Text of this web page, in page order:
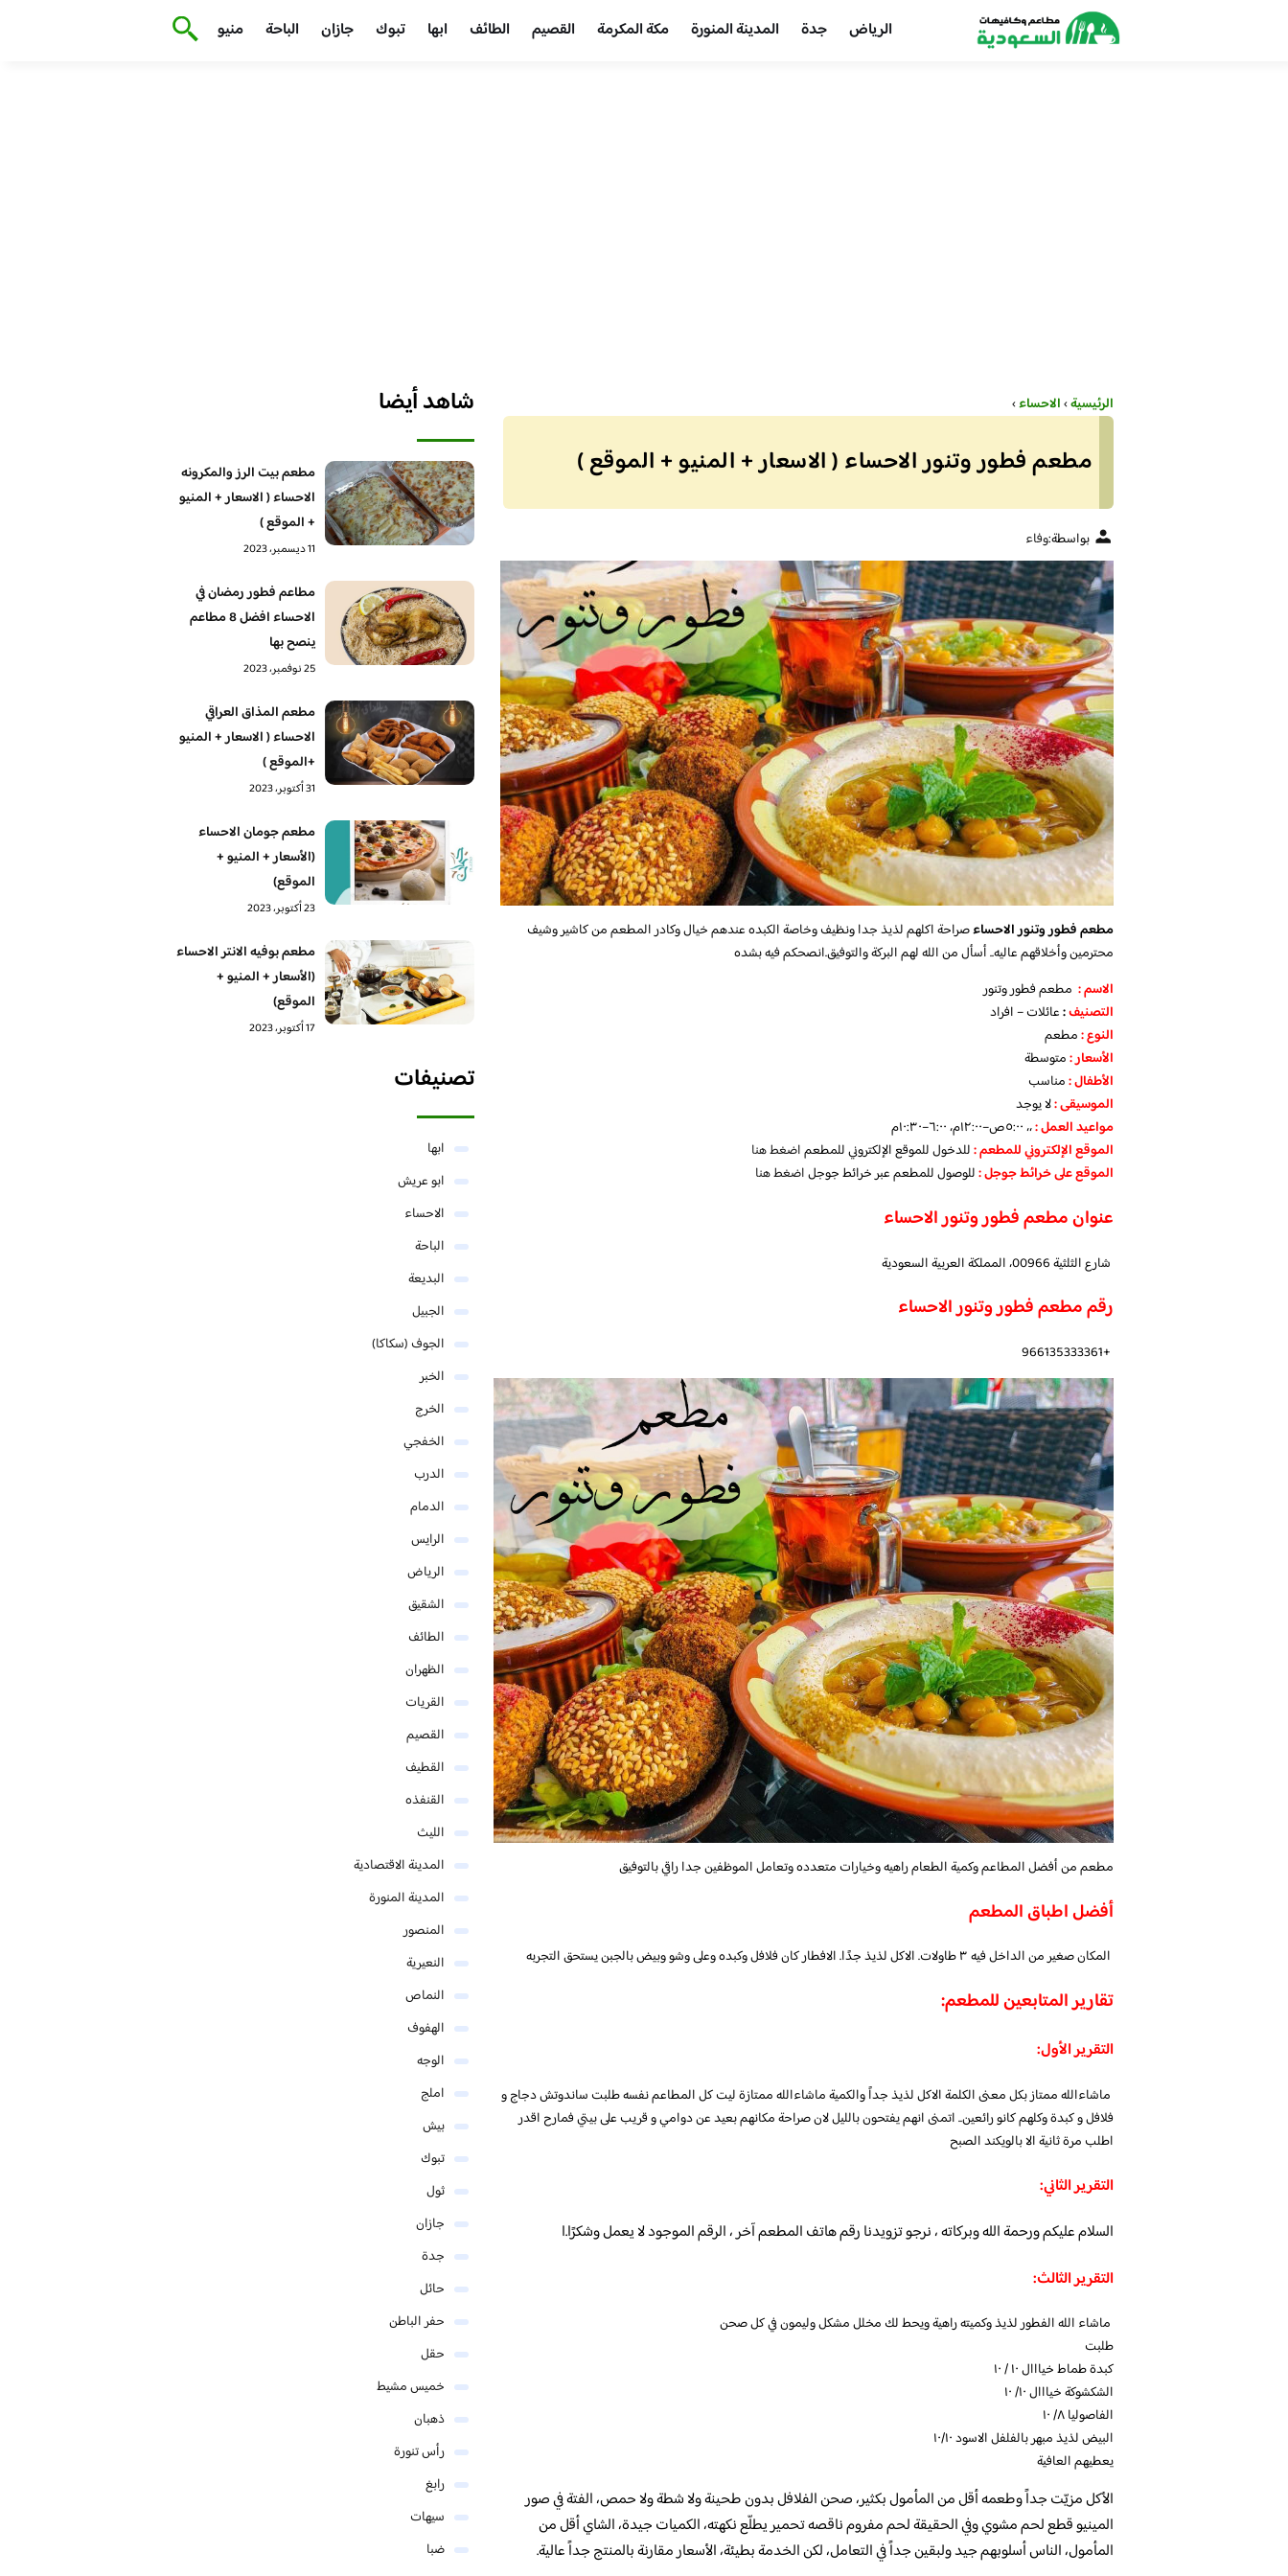
الرياض جدة المدينة المنورة مكة المكرمة القصيم الطائف ابها تبوك جازان الباحة منيو
الرئيسية›الاحساء›
مطعم فطور وتنور الاحساء ( الاسعار + المنيو + الموقع )
بواسطة:وفاء
مطعم فطور وتنور الاحساءصراحة اكلهم لذيذ جدا ونظيف وخاصة الكبده عندهم خيال وكادر المطعم من كاشير وشيف
محترمين وأخلاقهم عاليه.. أسأل من الله لهم البركة والتوفيق.انصحكم فيه بشده
الاسم : مطعم فطور وتنور
التصنيف:عائلات – افراد
النوع :مطعم
الأسعار:متوسطة
الأطفال:مناسب
الموسيقى :لا يوجد
مواعيد العمل :،، ٥:٠٠ص–١٢:٠٠م، ٦:٠٠–١٠:٣٠م
الموقع الإلكتروني للمطعم:للدخول للموقع الإلكتروني للمطعماضغط هنا
الموقع على خرائط جوجل:للوصول للمطعم عبر خرائط جوجلاضغط هنا
عنوان مطعم فطور وتنور الاحساء
شارع الثلثية 00966، المملكة العربية السعودية
رقم مطعم فطور وتنور الاحساء
+966135333361
مطعم من أفضل المطاعم وكمية الطعام راهيه وخيارات متعدده وتعامل الموظفين جدا راقي بالتوفيق
أفضل اطباق المطعم
المكان صغير من الداخل فيه ٣ طاولات. الاكل لذيذ جدًا. الافطار كان فلافل وكبده وعلى وشو وبيض بالجبن يستحق التجربه
تقارير المتابعين للمطعم:
التقرير الأول:
ماشاءالله ممتاز بكل معنى الكلمة الاكل لذيذ جداً والكمية ماشاءالله ممتازة ليت كل المطاعم نفسه طلبت ساندوتش دجاج و
فلافل و كبدة وكلهم كانو رائعين.. اتمنى انهم يفتحون بالليل لان صراحة مكانهم بعيد عن دوامي و قريب على بيتي فمارح اقدر
اطلب مرة ثانية الا بالويكند الصبح
التقرير الثاني:
السلام عليكم ورحمة الله وبركاته ، نرجو تزويدنا رقم هاتف المطعم آخر ، الرقم الموجود لا يعمل وشكرًا.ا
التقرير الثالث:
ماشاء الله الفطور لذيذ وكميته راهية ويحط لك مخلل مشكل وليمون في كل صحن
طلبت
كبدة طماط خيااال ١٠ / ١٠
الشكشوكة خيااال ١٠/ ١٠
الفاصوليا ٨/ ١٠
البيض لذيذ مبهر بالفلفل الاسود ١٠/١٠
يعطيهم العافية
الأكل مزيّت جداً وطعمه أقل من المأمول بكثير، صحن الفلافل بدون طحينة ولا شطة ولا حمص، الفتة في صور
المينيو قطع لحم مشوي وفي الحقيقة لحم مفروم ناقصه تحمير يطلّع نكهته، الكميات جيدة، الشاي أقل من
المأمول، الناس أسلوبهم جيد ولبقين جداً في التعامل، لكن الخدمة بطيئة، الأسعار مقارنة بالمنتج جداً عالية.
شاهد أيضا
مطعم بيت الرز والمكرونه
الاحساء ( الاسعار + المنيو
+ الموقع )
11 ديسمبر، 2023
مطاعم فطور رمضان في
الاحساء افضل 8 مطاعم
ينصح بها
25 نوفمبر، 2023
مطعم المذاق العراقي
الاحساء ( الاسعار + المنيو
+الموقع )
31 أكتوبر، 2023
مطعم جومان الاحساء
(الأسعار + المنيو +
الموقع)
23 أكتوبر، 2023
مطعم بوفيه الانتر الاحساء
(الأسعار + المنيو +
الموقع)
17 أكتوبر، 2023
تصنيفات
ابها
ابو عريش
الاحساء
الباحة
البديعة
الجبيل
الجوف (سكاكا)
الخبر
الخرج
الخفجي
الدرب
الدمام
الرايس
الرياض
الشقيق
الطائف
الظهران
القريات
القصيم
القطيف
القنفذه
الليث
المدينة الاقتصادية
المدينة المنورة
المنصور
النعيرية
النماص
الهفوف
الوجه
املج
بيش
تبوك
ثول
جازان
جدة
حائل
حفر الباطن
حقل
خميس مشيط
ذهبان
رأس تنورة
رابغ
سيهات
ضبا